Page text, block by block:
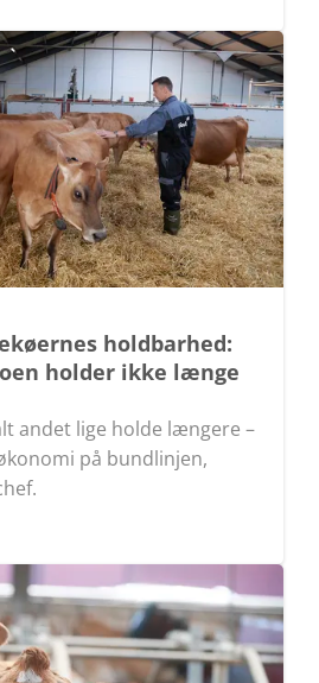
holdbarhed:
holder ikke længe
andet lige holde længere –
på bundlinjen,